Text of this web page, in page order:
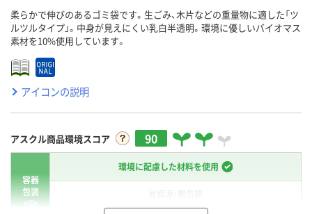
柔らかで伸びのあるゴミ袋です。生ごみ、木片などの重量物に適した「ツ
ルツルタイプ」。中身が見えにくい乳白半透明。環境に優しいバイオマス
素材を10%使用しています。
アイコンの説明
アスクル商品環境スコア 90
容器
包装
環境に配慮した材料を使用